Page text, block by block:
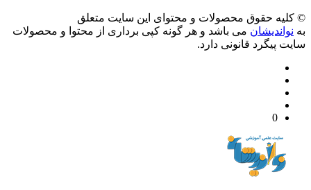
حقوق محصولات و محتوای اين سایت متعلق
می باشد و هر گونه کپی برداری از محتوا و محصولات
پیگرد قانونی دارد.